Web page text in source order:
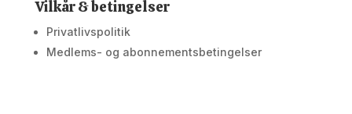
Vilkår & betingelser
Privatlivspolitik
Medlems- og abonnementsbetingelser